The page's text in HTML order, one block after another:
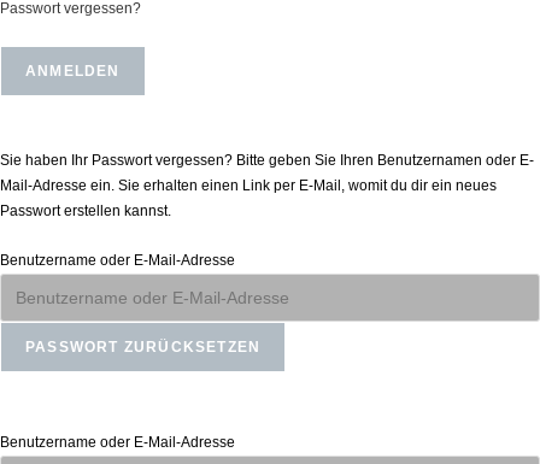
Passwort vergessen?
Sie haben Ihr Passwort vergessen? Bitte geben Sie Ihren Benutzernamen oder E-
Mail-Adresse ein. Sie erhalten einen Link per E-Mail, womit du dir ein neues
Passwort erstellen kannst.
Benutzername oder E-Mail-Adresse
Benutzername oder E-Mail-Adresse